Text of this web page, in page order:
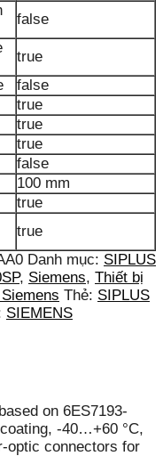
false
true
false
true
true
true
false
100 mm
true
true
Danh mục: SIPLUS
, Siemens, Thiết bị
Thẻ: SIPLUS
SIEMENS
on 6ES7193-
-40…+60 °C,
optic connectors for